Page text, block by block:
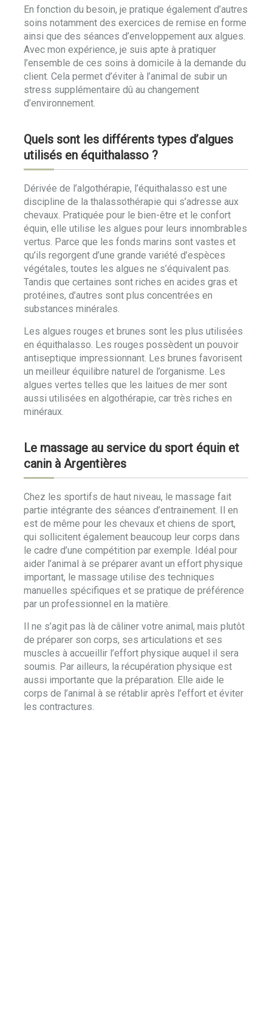
En fonction du besoin, je pratique également d’autres
soins notamment des exercices de remise en forme
ainsi que des séances d’enveloppement aux algues.
Avec mon expérience, je suis apte à pratiquer
l’ensemble de ces soins à domicile à la demande du
client. Cela permet d’éviter à l’animal de subir un
stress supplémentaire dû au changement
d’environnement.
Quels sont les différents types d’algues
utilisés en équithalasso ?
Dérivée de l’algothérapie, l’équithalasso est une
discipline de la thalassothérapie qui s’adresse aux
chevaux. Pratiquée pour le bien-être et le confort
équin, elle utilise les algues pour leurs innombrables
vertus. Parce que les fonds marins sont vastes et
qu’ils regorgent d’une grande variété d’espèces
végétales, toutes les algues ne s’équivalent pas.
Tandis que certaines sont riches en acides gras et
protéines, d’autres sont plus concentrées en
substances minérales.
Les algues rouges et brunes sont les plus utilisées
en équithalasso. Les rouges possèdent un pouvoir
antiseptique impressionnant. Les brunes favorisent
un meilleur équilibre naturel de l’organisme. Les
algues vertes telles que les laitues de mer sont
aussi utilisées en algothérapie, car très riches en
minéraux.
Le massage au service du sport équin et
canin à Argentières
Chez les sportifs de haut niveau, le massage fait
partie intégrante des séances d’entrainement. Il en
est de même pour les chevaux et chiens de sport,
qui sollicitent également beaucoup leur corps dans
le cadre d’une compétition par exemple. Idéal pour
aider l’animal à se préparer avant un effort physique
important, le massage utilise des techniques
manuelles spécifiques et se pratique de préférence
par un professionnel en la matière.
Il ne s’agit pas là de câliner votre animal, mais plutôt
de préparer son corps, ses articulations et ses
muscles à accueillir l’effort physique auquel il sera
soumis. Par ailleurs, la récupération physique est
aussi importante que la préparation. Elle aide le
corps de l’animal à se rétablir après l’effort et éviter
les contractures.